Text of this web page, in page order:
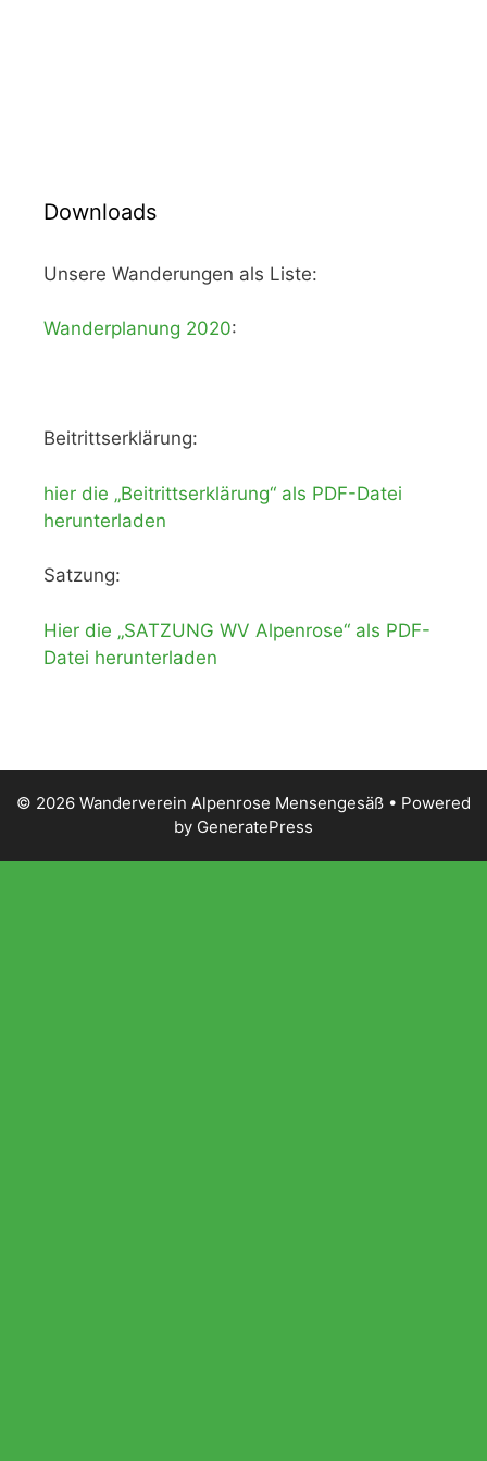
Downloads
Unsere Wanderungen als Liste:
Wanderplanung 2020:
Beitrittserklärung:
hier die „Beitrittserklärung“ als PDF-Datei
herunterladen
Satzung:
Hier die „SATZUNG WV Alpenrose“ als PDF-
Datei herunterladen
© 2026 Wanderverein Alpenrose Mensengesäß • Powered
by GeneratePress